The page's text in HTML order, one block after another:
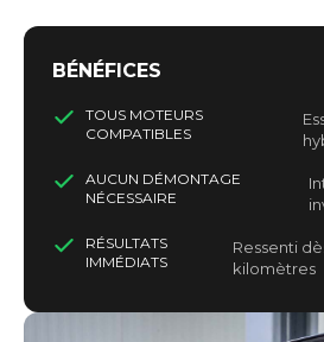
BÉNÉFICES
TOUS MOTEURS
COMPATIBLES
AUCUN DÉMONTAGE
NÉCESSAIRE
RÉSULTATS
IMMÉDIATS
Ressenti
kilomètres